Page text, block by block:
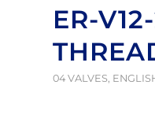
ER-
04 VALVES,